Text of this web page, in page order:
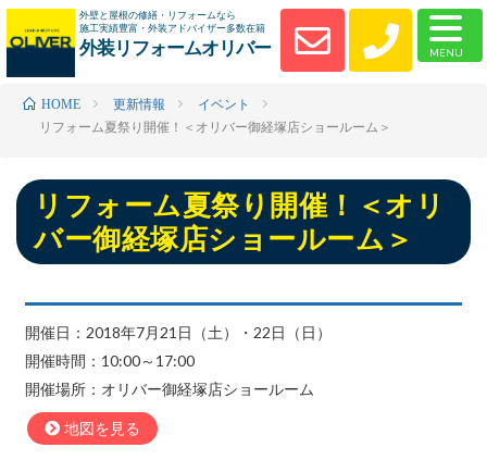
外壁と屋根の修繕・リフォームなら
施工実績豊富・外装アドバイザー多数在籍
外装リフォームオリバー
HOME 更新情報
イベント
リフォーム夏祭り開催！＜オリバー御経塚店ショールーム＞
リフォーム夏祭り開催！＜オリ
バー御経塚店ショールーム＞
開催日：2018年7月21日（土）・22日（日）
開催時間：10:00～17:00
開催場所：オリバー御経塚店ショールーム
地図を見る